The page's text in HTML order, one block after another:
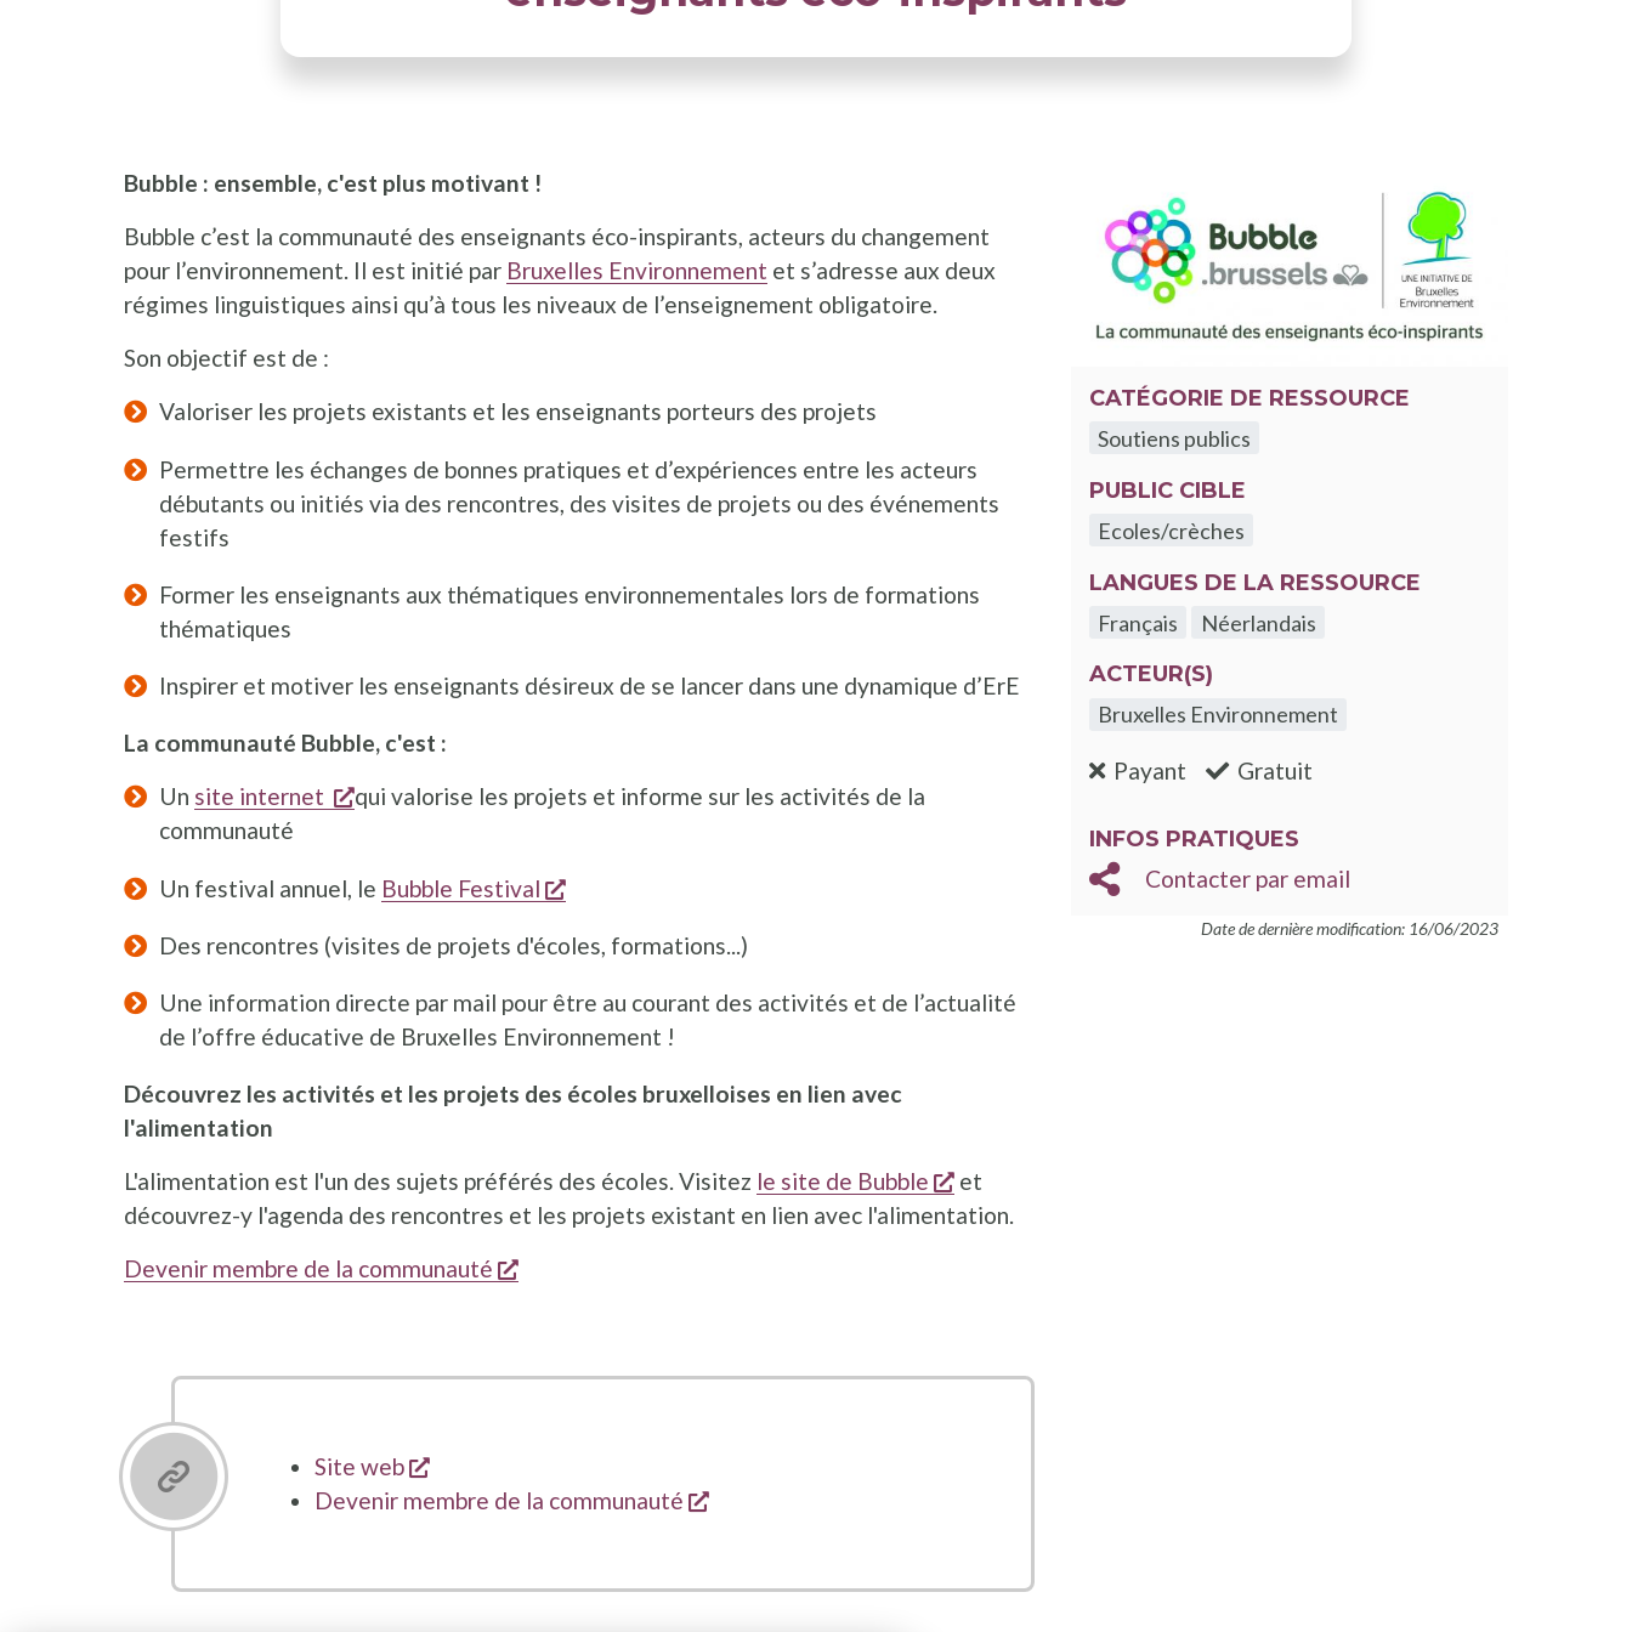
Bubble : ensemble, c'est plus motivant !
Bubble c’est la communauté des enseignants éco-inspirants, acteurs du changement
pour l’environnement. Il est initié par Bruxelles Environnement et s’adresse aux deux
régimes linguistiques ainsi qu’à tous les niveaux de l’enseignement obligatoire.
Son objectif est de :
Valoriser les projets existants et les enseignants porteurs des projets
Permettre les échanges de bonnes pratiques et d’expériences entre les acteurs
débutants ou initiés via des rencontres, des visites de projets ou des événements
festifs
Former les enseignants aux thématiques environnementales lors de formations
thématiques
Inspirer et motiver les enseignants désireux de se lancer dans une dynamique d’ErE
La communauté Bubble, c'est :
Un site internet s'ouvre dans une nouvelle fenêtre
qui valorise les projets et informe sur les activités de la
communauté
Un festival annuel, le Bubble Festival s'ouvre dans une nouvelle fenêtre
Des rencontres (visites de projets d'écoles, formations...)
Une information directe par mail pour être au courant des activités et de l’actualité
de l’offre éducative de Bruxelles Environnement !
Découvrez les activités et les projets des écoles bruxelloises en lien avec
l'alimentation
L'alimentation est l'un des sujets préférés des écoles. Visitez le site de Bubble s'ouvre dans une nouvelle fenêtre
et
découvrez-y l'agenda des rencontres et les projets existant en lien avec l'alimentation.
Devenir membre de la communauté
s'ouvre dans une nouvelle fenêtre
Site web
s'ouvre dans une nouvelle fenêtre
Devenir membre de la communauté
s'ouvre dans une nouvelle fenêtre
CATÉGORIE DE RESSOURCE
Soutiens publics
PUBLIC CIBLE
Ecoles/crèches
LANGUES DE LA RESSOURCE
Français
Néerlandais
ACTEUR(S)
Bruxelles Environnement
Payant :non Gratuit
INFOS PRATIQUES
Contacter par email
Date de dernière modification: 16/06/2023